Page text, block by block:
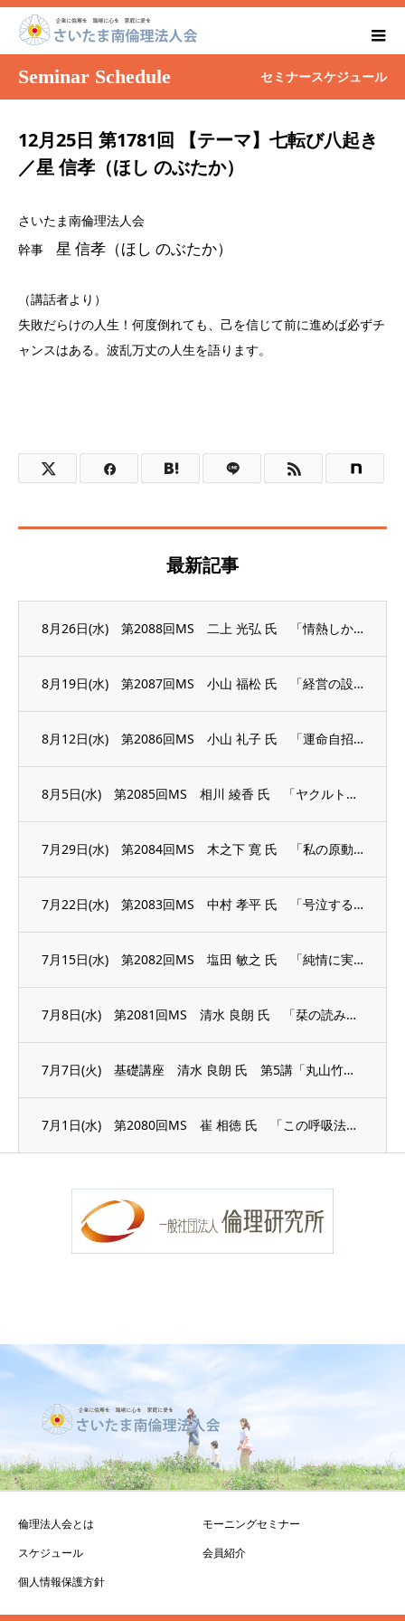
Seminar Schedule セミナースケジュール
12月25日 第1781回 【テーマ】七転び八起き
／星 信孝（ほし のぶたか）
さいたま南倫理法人会
幹事 星 信孝（ほし のぶたか）
（講話者より）
失敗だらけの人生！何度倒れても、己を信じて前に進めば必ずチ
ャンスはある。波乱万丈の人生を語ります。
最新記事
8月26日(水) 第2088回MS 二上 光弘 氏 「情熱しか答えにならない」
8月19日(水) 第2087回MS 小山 福松 氏 「経営の設計図」
8月12日(水) 第2086回MS 小山 礼子 氏 「運命自招 今の心が未来を創る」
8月5日(水) 第2085回MS 相川 綾香 氏 「ヤクルトレディから議員へ、そして失...
7月29日(水) 第2084回MS 木之下 寛 氏 「私の原動力」
7月22日(水) 第2083回MS 中村 孝平 氏 「号泣する準備はできている」
7月15日(水) 第2082回MS 塩田 敏之 氏 「純情に実践する」
7月8日(水) 第2081回MS 清水 良朗 氏 「栞の読み方」
7月7日(火) 基礎講座 清水 良朗 氏 第5講「丸山竹秋の足跡」
7月1日(水) 第2080回MS 崔 相徳 氏 「この呼吸法で医者知らず薬いらず」
倫理法人会とは
モーニングセミナー
スケジュール
会員紹介
個人情報保護方針